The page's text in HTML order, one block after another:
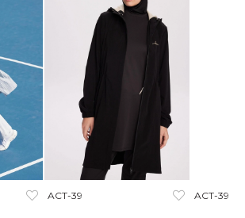
ACT-39 ACT-39